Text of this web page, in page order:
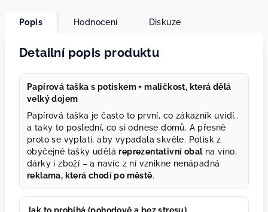
Popis Hodnocení Diskuze
Detailní popis produktu
Papírová taška s potiskem = maličkost, která dělá
velký dojem
Papírová taška je často to první, co zákazník uvidí…
a taky to poslední, co si odnese domů. A přesně
proto se vyplatí, aby vypadala skvěle. Potisk z
obyčejné tašky uděláreprezentativní obalna víno,
dárky i zboží – a navíc z ní vznikne nenápadná
reklama, která chodí po městě.